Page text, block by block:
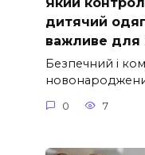
дитячий
важливе для
Безпечний і
0 7